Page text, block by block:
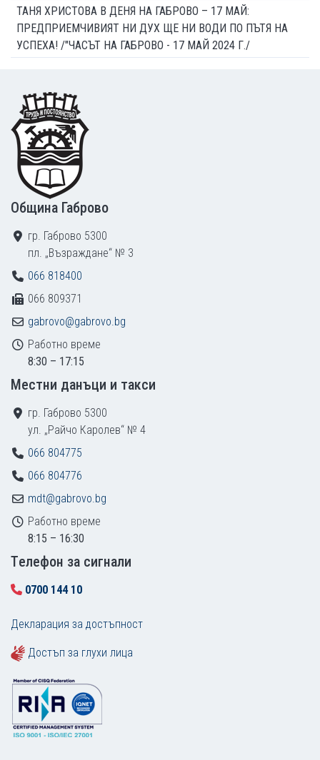
ТАНЯ ХРИСТОВА В ДЕНЯ НА ГАБРОВО – 17 МАЙ:
ПРЕДПРИЕМЧИВИЯТ НИ ДУХ ЩЕ НИ ВОДИ ПО ПЪТЯ НА
УСПЕХА! /"ЧАСЪТ НА ГАБРОВО - 17 МАЙ 2024 Г./
Footer
Община Габрово
гр. Габрово 5300
пл. „Възраждане“ № 3
066 818400
066 809371
gabrovo@gabrovo.bg
Работно време
8:30 – 17:15
Местни данъци и такси
гр. Габрово 5300
ул. „Райчо Каролев“ № 4
066 804775
066 804776
mdt@gabrovo.bg
Работно време
8:15 – 16:30
Tелефон за сигнали
0700 144 10
Декларация за достъпност
Достъп за глухи лица